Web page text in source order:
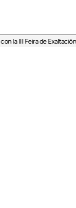
de Exaltación do